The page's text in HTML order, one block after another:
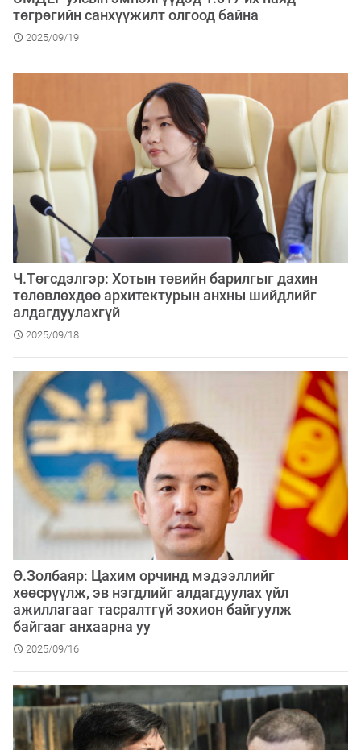
төгрөгийн санхүүжилт олгоод байна
2025/09/19
Ч.Төгсдэлгэр: Хотын төвийн барилгыг дахин
төлөвлөхдөө архитектурын анхны шийдлийг
алдагдуулахгүй
2025/09/18
Ө.Золбаяр: Цахим орчинд мэдээллийг
хөөсрүүлж, эв нэгдлийг алдагдуулах үйл
ажиллагааг тасралтгүй зохион байгуулж
байгааг анхаарна уу
2025/09/16